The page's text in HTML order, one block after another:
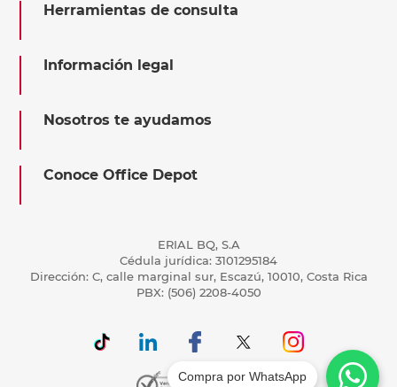
Herramientas de consulta
Información legal
Nosotros te ayudamos
Conoce Office Depot
ERIAL BQ, S.A
Cédula jurídica: 3101295184
Dirección: C, calle marginal sur, Escazú, 10010, Costa Rica
PBX: (506) 2208-4050
Compra por WhatsApp